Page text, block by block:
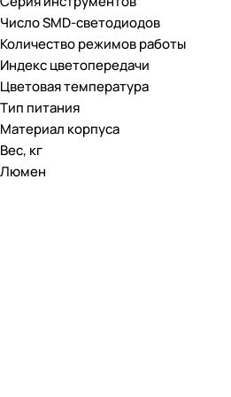
Число SMD-светодиодов
Количество режимов работы
Индекс цветопередачи
Цветовая температура
Тип питания
Материал корпуса
Вес, кг
Люмен